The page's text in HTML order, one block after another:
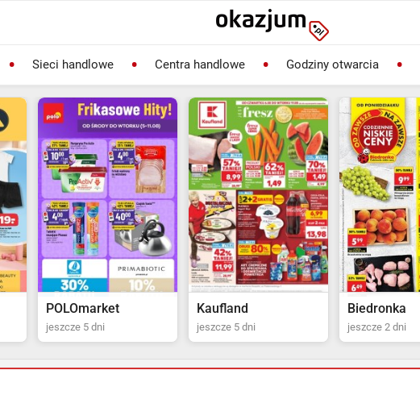
Sieci handlowe Centra handlowe Godziny otwarcia
POLOmarket
jeszcze 5 dni
Kaufland
jeszcze 5 dni
Biedronka
jeszcze 2 dni